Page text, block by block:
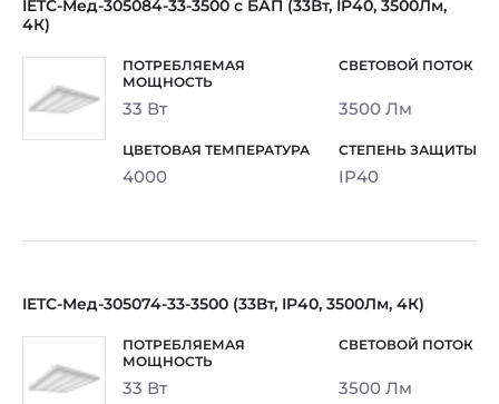
IETC-Мед-305084-33-3500 с БАП (33Вт, IP40, 3500Лм,
4К)
33 Вт 3500 Лм
4000 IP40
IETC-Мед-305074-33-3500 (33Вт, IP40, 3500Лм, 4К)
33 Вт 3500 Лм